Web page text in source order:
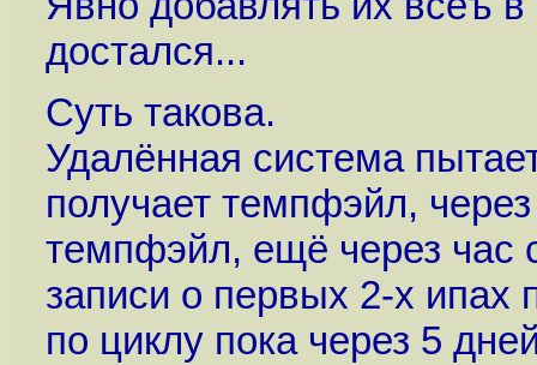
достался...
Суть такова.
Удалённая система
получает темпфэйл,
темпфэйл, ещё через час
записи о первых 2-х ипах
по циклу пока через 5